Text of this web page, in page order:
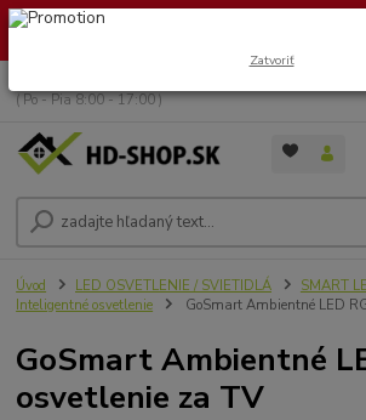
🏖️ DOVOLENKA 30.7.2026 – 9.8.2026 ·
( Po - Pia 8:00 - 17:00 )
Úvod LED OSVETLENIE / SVIETIDLÁ
SMART
Inteligentné osvetlenie
GoSmart Ambientné LED
GoSmart Ambientné
osvetlenie za TV
Zatvoriť